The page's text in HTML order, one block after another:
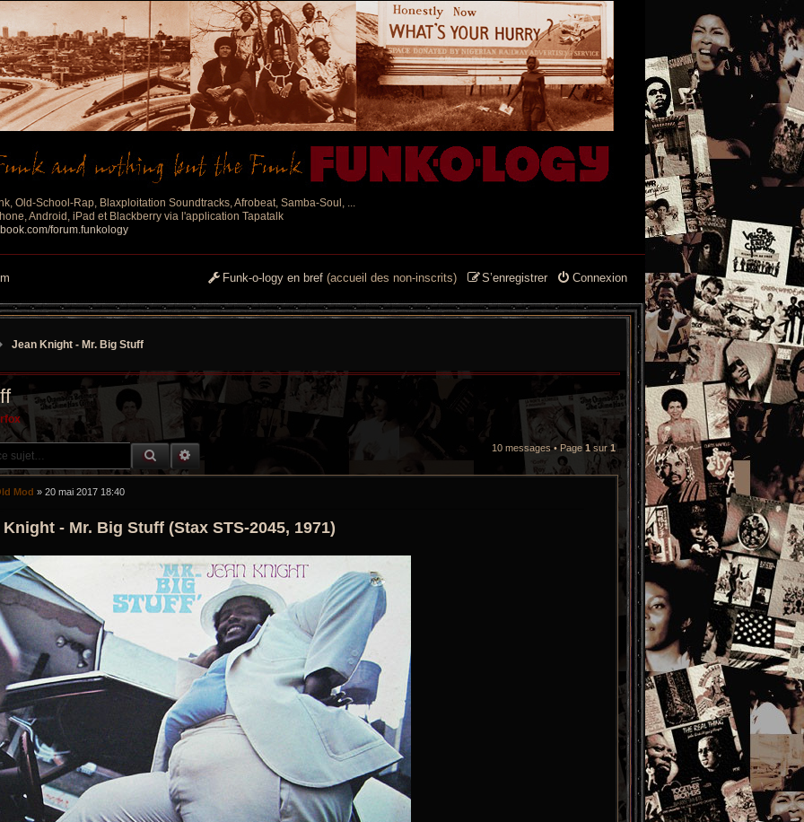
Old-School-Rap, Blaxploitation Soundtracks, Afrobeat, Samba-Soul, ...
Android, iPad et Blackberry via l'application Tapatalk
forum.funkology
Connexion
S’enregistrer
Funk-o-logy en bref (accueil des non-inscrits)
Jean Knight ‎- Mr. Big Stuff
RECHERCHE GROOVY 10 messages • Page 1 sur1
Mod » 20 mai 2017 18:40
‎- Mr. Big Stuff (Stax STS-2045, 1971)